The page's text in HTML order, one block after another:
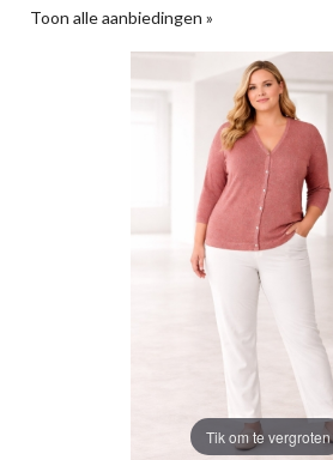
Toon alle aanbiedingen »
Tik om te vergroten